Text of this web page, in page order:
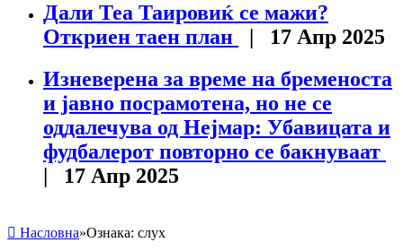
Дали Теа Таировиќ се мажи?
Откриен таен план
| 17 Апр 2025
Изневерена за време на бременоста
и јавно посрамотена, но не се
оддалечува од Нејмар: Убавицата и
фудбалерот повторно се бакнуваат
| 17 Апр 2025
Насловна»Ознака: слух